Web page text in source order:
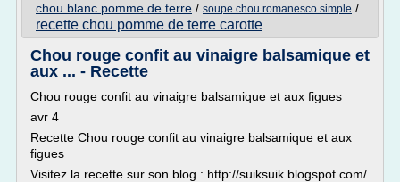
chou blanc pomme de terre / soupe chou romanesco simple /
recette chou pomme de terre carotte
Chou rouge confit au vinaigre balsamique et
aux ... - Recette
Chou rouge confit au vinaigre balsamique et aux figues
avr 4
Recette Chou rouge confit au vinaigre balsamique et aux
figues
Visitez la recette sur son blog : http://suiksuik.blogspot.com/